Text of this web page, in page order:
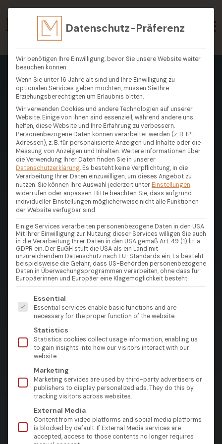
Datenschutz-Präferenz
Wir benötigen Ihre Einwilligung, bevor Sie unsere Website weiter
besuchen können.
Wenn Sie unter 16 Jahre alt sind und Ihre Einwilligung zu
optionalen Services geben möchten, müssen Sie Ihre
Erziehungsberechtigten um Erlaubnis bitten.
Wir verwenden Cookies und andere Technologien auf unserer
Website. Einige von ihnen sind essenziell, während andere uns
helfen, diese Website und Ihre Erfahrung zu verbessern.
Personenbezogene Daten können verarbeitet werden (z. B. IP-
Adressen), z. B. für personalisierte Anzeigen und Inhalte oder die
Messung von Anzeigen und Inhalten.Weitere Informationen über
die Verwendung Ihrer Daten finden Sie in unserer
Datenschutzerklärung. Es besteht keine Verpflichtung, in die
Verarbeitung Ihrer Daten einzuwilligen, um dieses Angebot zu
nutzen. Sie können Ihre Auswahl jederzeit unter Einstellungen
widerrufen oder anpassen. Bitte beachten Sie, dass aufgrund
individueller Einstellungen möglicherweise nicht alle Funktionen
der Website verfügbar sind.
Einige Services verarbeiten personenbezogene Daten in den USA.
Mit Ihrer Einwilligung zur Nutzung dieser Services willigen Sie auch
in die Verarbeitung Ihrer Daten in den USA gemäß Art. 49 (1) lit. a
GDPR ein. Der EuGH stuft die USA als ein Land mit
unzureichendem Datenschutz nach EU-Standards ein. Es besteht
beispielsweise die Gefahr, dass US-Behörden personenbezogene
Daten in Überwachungsprogrammen verarbeiten, ohne dass für
Europäerinnen und Europäer eine Klagemöglichkeit besteht.
Es folgt eine Liste der Service-Gruppen, für die eine
Essential
Essential services enable basic functions and are
necessary for the proper function of the website.
Statistics
Statistics cookies collect usage information, enabling us
to gain insights into how our visitors interact with our
website.
Marketing
Marketing services are used by third-party advertisers or
publishers to display personalized ads. They do this by
tracking visitors across websites.
External Media
Content from video platforms and social media platforms
is blocked by default. If External Media services are
accepted, access to those contents no longer requires